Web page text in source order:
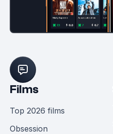
Films
Top 2026 films
Obsession